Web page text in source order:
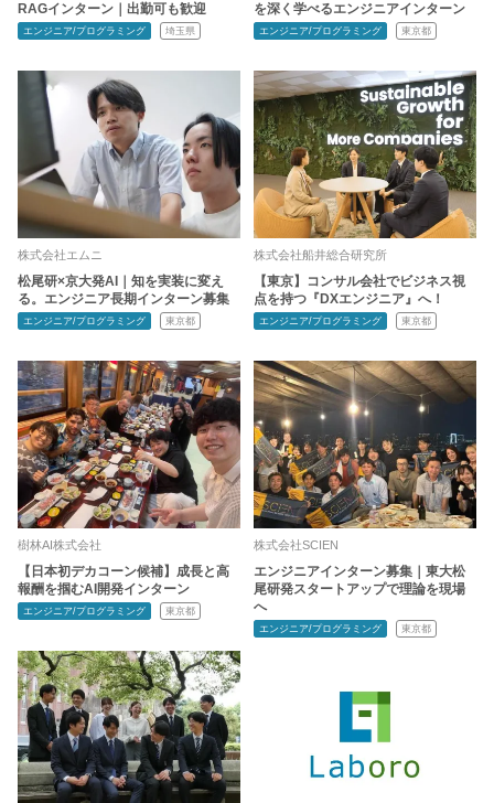
RAGインターン｜出勤可も歓迎
エンジニア/プログラミング 埼玉県
を深く学べるエンジニアインターン
エンジニア/プログラミング 東京都
株式会社エムニ
松尾研×京大発AI｜知を実装に変え
る。エンジニア長期インターン募集
エンジニア/プログラミング 東京都
株式会社船井総合研究所
【東京】コンサル会社でビジネス視
点を持つ『DXエンジニア』へ！
エンジニア/プログラミング 東京都
樹林AI株式会社
【日本初デカコーン候補】成長と高
報酬を掴むAI開発インターン
エンジニア/プログラミング 東京都
株式会社SCIEN
エンジニアインターン募集｜東大松
尾研発スタートアップで理論を現場
へ
エンジニア/プログラミング 東京都